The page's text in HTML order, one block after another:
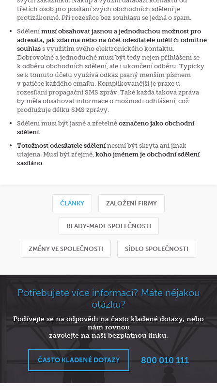
třetích osob pro posílání svých obchodních sdělení je
protizákonné. Při rozesílce bez souhlasu se jedná o spam.
Sdělení musí obsahovat jasnou a jednoduchou možnost pro
adresáta, jak zdarma nebo na účet odesílatele udělí či odmítne
souhlas s využitím svého elektronického kontaktu.
Dobrovolné a jednoduché musí být tedy nejen přihlášení se
k odběru obchodních sdělení, ale i ukončení odběru. Typicky
se k tomuto účelu využívá odkaz psaný menším písmem
v patičce každého emailu. Komplikovanější je praxe u
rozesílání propagační SMS zpráv. Také každá taková zpráva
by měla obsahovat informace o možnosti odhlášení, což
prodlužuje délku SMS zprávy.
Sdělení musí být jasně a zřetelně označeno jako obchodní
sdělení.
Totožnost odesílatele sdělenínesmí být skryta ani jinak
utajena. Musí být zřejmé, koho jménem je obchodní sdělení
zasíláno.
ČLÁNKY ZALOŽENÍ FIRMY
READY-MADE SPOLEČNOSTI
ZMĚNY VE SPOLEČNOSTI SÍDLO SPOLEČNOSTI
Potřebujete více informací? Máte nějakou
otázku?
Podívejte se na odpovědi na často kladené dotazy, nebo
nám rovnou
zavolejte na naši bezplatnou linku.
ČASTO KLADENÉ DOTAZY 800 010 111